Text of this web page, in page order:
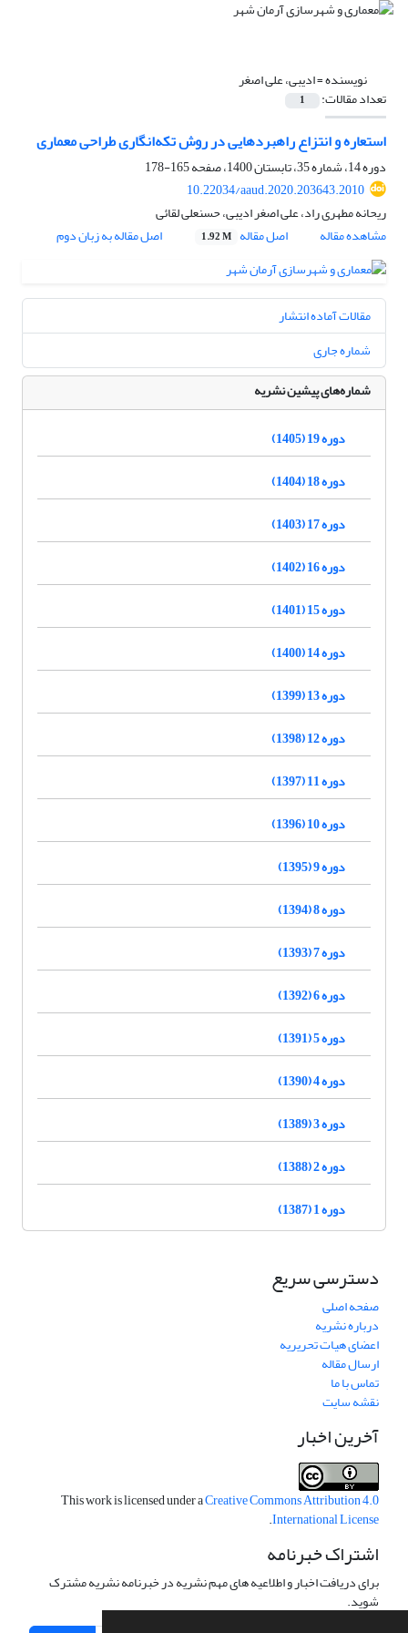
نویسنده =ادیبی، علی اصغر
تعداد مقالات: 1
استعاره و انتزاع راهبردهایی در روش تکه‌انگاری طراحی معماری
دوره 14، شماره 35، تابستان 1400، صفحه
165-178
10.22034/aaud.2020.203643.2010
ریحانه مطهری راد، علی اصغر ادیبی، حسنعلی لقائی
مشاهده مقاله
اصل مقاله 1.92 M اصل مقاله به زبان دوم
مقالات آماده انتشار
شماره جاری
شماره‌های پیشین نشریه
دوره 19 (1405)
دوره 18 (1404)
دوره 17 (1403)
دوره 16 (1402)
دوره 15 (1401)
دوره 14 (1400)
دوره 13 (1399)
دوره 12 (1398)
دوره 11 (1397)
دوره 10 (1396)
دوره 9 (1395)
دوره 8 (1394)
دوره 7 (1393)
دوره 6 (1392)
دوره 5 (1391)
دوره 4 (1390)
دوره 3 (1389)
دوره 2 (1388)
دوره 1 (1387)
دسترسی سریع
صفحه اصلی
درباره نشریه
اعضای هیات تحریریه
ارسال مقاله
تماس با ما
نقشه سایت
آخرین اخبار
This work is licensed under aCreative Commons Attribution 4.0
International License
.
اشتراک خبرنامه
برای دریافت اخبار و اطلاعیه های مهم نشریه در خبرنامه نشریه مشترک
شوید.